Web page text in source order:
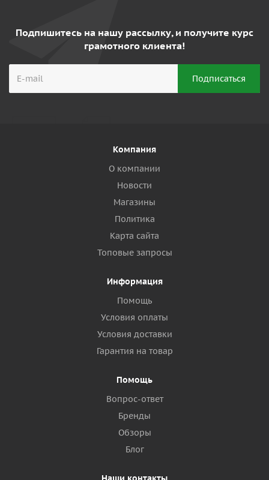
Подпишитесь на нашу рассылку, и получите курс
грамотного клиента!
Компания
О компании
Новости
Магазины
Политика
Карта сайта
Топовые запросы
Информация
Помощь
Условия оплаты
Условия доставки
Гарантия на товар
Помощь
Вопрос-ответ
Бренды
Обзоры
Блог